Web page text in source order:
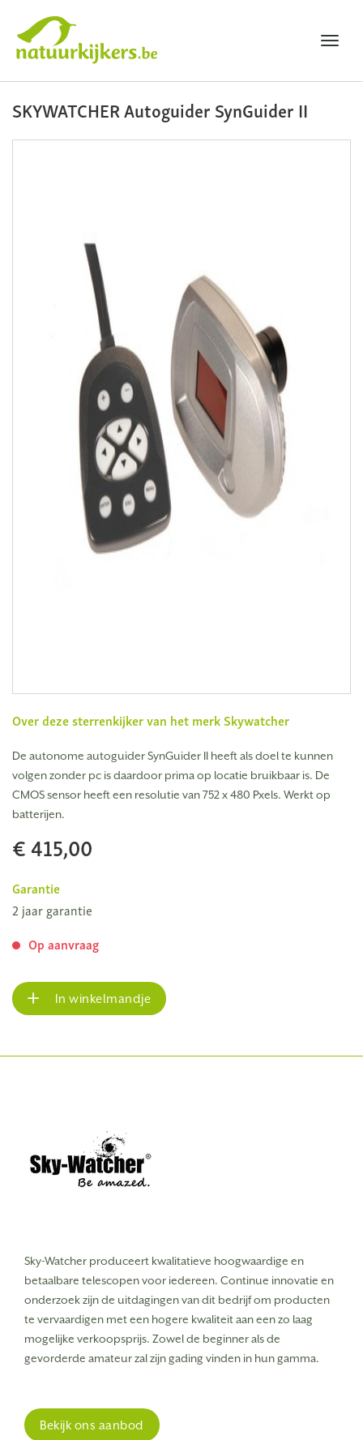
Natuurkijkers
SKYWATCHER Autoguider SynGuider II
Over deze sterrenkijker van het merkSkywatcher
De autonome autoguider SynGuider II heeft als doel te kunnen
volgen zonder pc is daardoor prima op locatie bruikbaar is. De
CMOS sensor heeft een resolutie van 752 x 480 Pxels. Werkt op
batterijen.
€ 415,00
Garantie
2 jaar garantie
Op aanvraag
In winkelmandje
Sky-Watcher produceert kwalitatieve hoogwaardige en
betaalbare telescopen voor iedereen. Continue innovatie en
onderzoek zijn de uitdagingen van dit bedrijf om producten
te vervaardigen met een hogere kwaliteit aan een zo laag
mogelijke verkoopsprijs. Zowel de beginner als de
gevorderde amateur zal zijn gading vinden in hun gamma.
Bekijk ons aanbod